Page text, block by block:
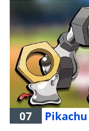
07